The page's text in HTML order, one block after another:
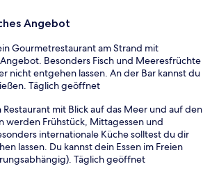
Angebot
Gourmetrestaurant am Strand mit
Besonders Fisch und Meeresfrüchte
nicht entgehen lassen. An der Bar kannst du
Täglich geöffnet
Restaurant mit Blick auf das Meer und auf den
werden Frühstück, Mittagessen und
internationale Küche solltest du dir
lassen. Du kannst dein Essen im Freien
Täglich geöffnet